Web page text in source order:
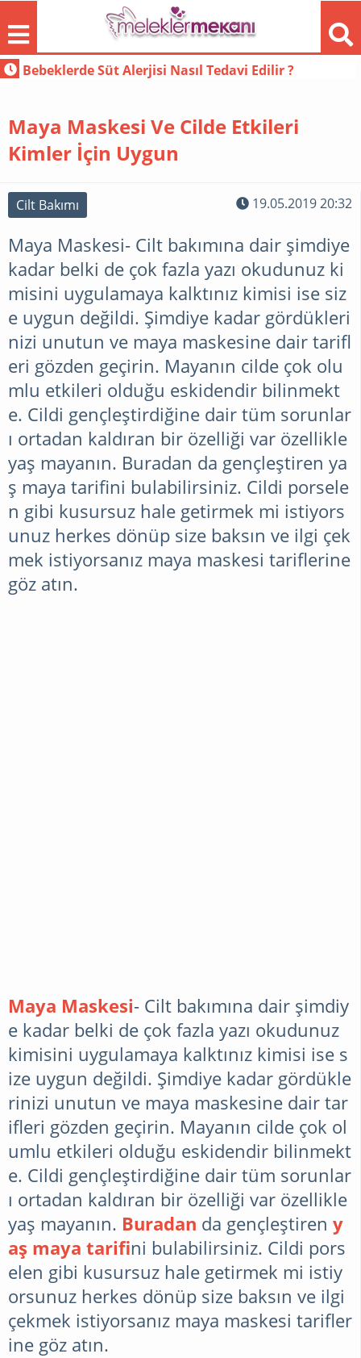
FORUM
GEBELIK
DEKORASYON
MODA
GELINLIK
MODELLERI
SAÇ
MODELLERI
DERYA
BAYKAL
ÖRGÜ
YEMEK
TARIFLERI
BESLENME
DIYET
Tedavi Edilir ? Erkek Saç Renkleri Harika
Maya Maskesi Ve Cilde Etkileri
Kimler İçin Uygun
Cilt Bakımı 19.05.2019 20:32
Maya Maskesi- Cilt bakımına dair şimdiye
kadar belki de çok fazla yazı okudunuz ki
misini uygulamaya kalktınız kimisi ise siz
e uygun değildi. Şimdiye kadar gördükleri
nizi unutun ve maya maskesine dair tarifl
eri gözden geçirin. Mayanın cilde çok olu
mlu etkileri olduğu eskidendir bilinmekt
e. Cildi gençleştirdiğine dair tüm sorunlar
ı ortadan kaldıran bir özelliği var özellikle
yaş mayanın. Buradan da gençleştiren ya
ş maya tarifini bulabilirsiniz. Cildi porsele
n gibi kusursuz hale getirmek mi istiyors
unuz herkes dönüp size baksın ve ilgi çek
mek istiyorsanız maya maskesi tariflerine
göz atın.
Maya Maskesi- Cilt bakımına dair şimdiy
e kadar belki de çok fazla yazı okudunuz
kimisini uygulamaya kalktınız kimisi ise s
ize uygun değildi. Şimdiye kadar gördükle
rinizi unutun ve maya maskesine dair tar
ifleri gözden geçirin. Mayanın cilde çok ol
umlu etkileri olduğu eskidendir bilinmekt
e. Cildi gençleştirdiğine dair tüm sorunlar
ı ortadan kaldıran bir özelliği var özellikle
yaş mayanın. Buradan da gençleştiren y
aş maya tarifini bulabilirsiniz. Cildi pors
elen gibi kusursuz hale getirmek mi istiy
orsunuz herkes dönüp size baksın ve ilgi
çekmek istiyorsanız maya maskesi tarifler
ine göz atın.